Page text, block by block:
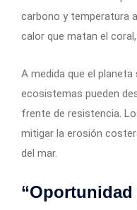
carbono y temperatura
calor que matan el
A medida que el
ecosistemas pueden
frente de resistencia.
mitigar la erosión
del mar.
“Oportunidad